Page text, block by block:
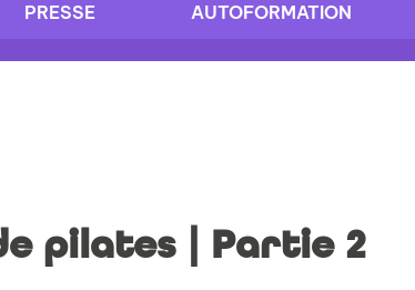
PRESSE AUTOFORMATION
pilates | Partie 2